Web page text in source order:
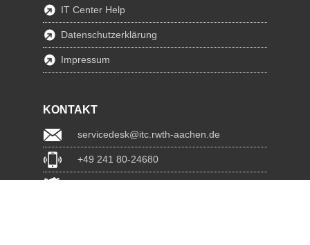
IT Center Help
Datenschutzerklärung
Impressum
KONTAKT
servicedesk@itc.rwth-aachen.de
+49 241 80-24680